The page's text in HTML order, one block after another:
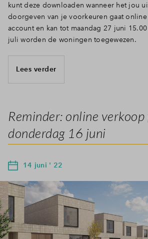
kunt deze downloaden wanneer het jou
doorgeven van je voorkeuren gaat
account en kan tot maandag 27 juni
juli worden de woningen toegewezen.
Lees verder
Reminder: online
donderdag 16 juni
14 juni ' 22